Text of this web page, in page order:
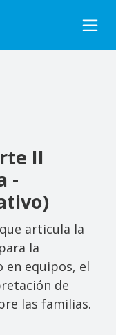
II
-
articula la
la
en equipos, el
de
las familias.